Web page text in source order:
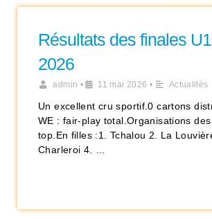
Résultats des finales
2026
admin • 11 mai 2026 • Actualités
Un excellent cru sportif.0 cartons
WE : fair-play total.Organisations
top.En filles :1. Tchalou 2. La
Charleroi 4. …